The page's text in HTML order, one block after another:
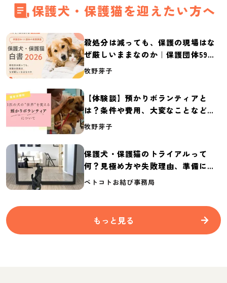
保護犬・保護猫を迎えたい方へ
殺処分は減っても、保護の現場はな
ぜ厳しいままなのか｜保護団体59団
体の実態調査【保護犬・保護猫白書
牧野芽子
【体験談】預かりボランティアと
は？条件や費用、大変なことなど紹
介
牧野芽子
保護犬・保護猫のトライアルって
何？見極め方や失敗理由、準備に必
要なものを紹介
ペトコトお結び事務局
もっと見る